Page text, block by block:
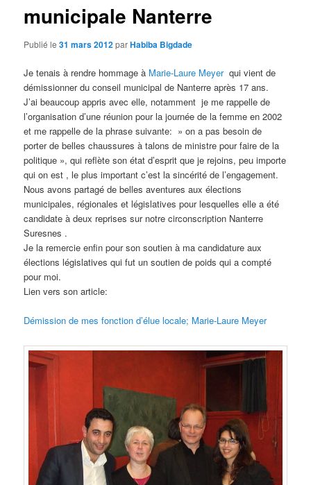
municipale Nanterre
Publié le31 mars 2012parHabiba Bigdade
Je tenais à rendre hommage à Marie-Laure Meyerqui vient de
démissionner du conseil municipal de Nanterre après 17 ans.
J’ai beaucoup appris avec elle, notamment je me rappelle de
l’organisation d’une réunion pour la journée de la femme en 2002
et me rappelle de la phrase suivante: » on a pas besoin de
porter de belles chaussures à talons de ministre pour faire de la
politique », qui reflète son état d’esprit que je rejoins, peu importe
qui on est , le plus important c’est la sincérité de l’engagement.
Nous avons partagé de belles aventures aux élections
municipales, régionales et législatives pour lesquelles elle a été
candidate à deux reprises sur notre circonscription Nanterre
Suresnes .
Je la remercie enfin pour son soutien à ma candidature aux
élections législatives qui fut un soutien de poids qui a compté
pour moi.
Lien vers son article:
Démission de mes fonction d’élue locale; Marie-Laure Meyer